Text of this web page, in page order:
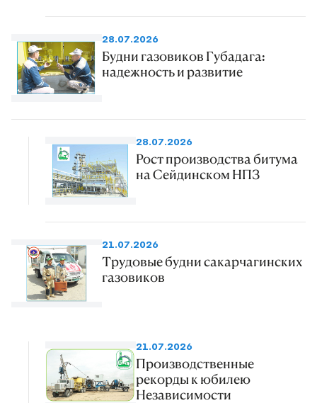
28.07.2026
Будни газовиков Губадага:
надежность и развитие
28.07.2026
Рост производства битума
на Сейдинском НПЗ
21.07.2026
Трудовые будни сакарчагинских
газовиков
21.07.2026
Производственные
рекорды к юбилею
Независимости